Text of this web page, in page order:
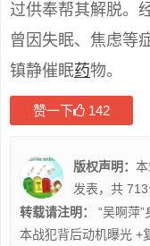
过供奉帮其解脱。
曾因失眠、焦虑等
镇静催眠药物。
赞一下 142
版权声明：
发表，共 713
转载请注明：
“吴啊萍
本战犯背后动机曝光 +